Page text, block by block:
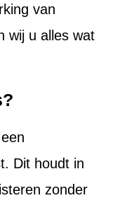
van
wij u alles wat
Dit houdt in
zonder